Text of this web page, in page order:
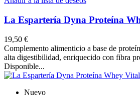
La Espartería Dyna Proteína
19,50 €
Complemento alimenticio a base de
alta digestibilidad, enriquecido con fibra
Disponible...
Nuevo